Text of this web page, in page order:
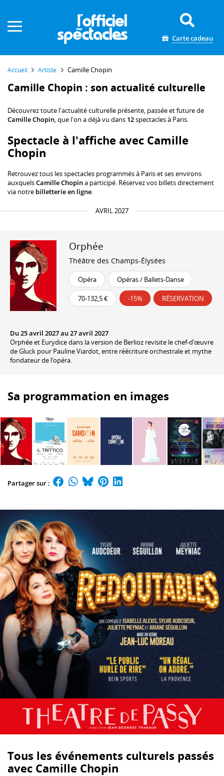
Carte cadeau
Accueil Artiste Camille Chopin
Camille Chopin : son actualité culturelle
Découvrez toute l'actualité culturelle présente, passée et future de
Camille Chopin, que l'on a déjà vu dans 12spectacles à Paris.
Spectacle à l'affiche avec Camille
Chopin
Retrouvez tous les spectacles programmés à Paris et ses environs
auxquelsCamille Chopina participé. Réservez vos billets directement
via notre billetterie en ligne.
AVRIL 2027
Orphée
Théâtre des Champs-Élysées
Opéra Opéras / Ballets-Danse
70-132,5 € -15% RÉSERVATION
Du 25 avril 2027 au 27 avril 2027
Orphée et Eurydice dans la version de Berlioz revisite le chef-d’œuvre
de Gluck pour Pauline Viardot, entre réécriture orchestrale et mythe
fondateur de l’opéra.
Sa programmation en images
Partager sur :
Tous les événements culturels passés
avec Camille Chopin